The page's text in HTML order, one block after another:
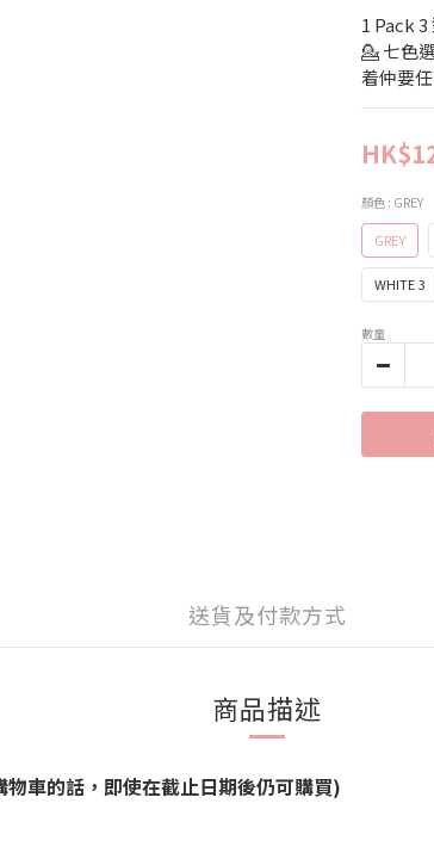
1 Pack
💁 七色
着仲要
顏色 : GREY
GREY
WHITE 3
數量
送貨及付款方式
商品描述
車的話，即使在截止日期後仍可購買)